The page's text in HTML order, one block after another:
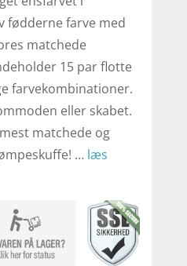
fødderne farve med
matchede
15 par flotte
farvekombinationer.
eller skabet.
matchede og
… læs